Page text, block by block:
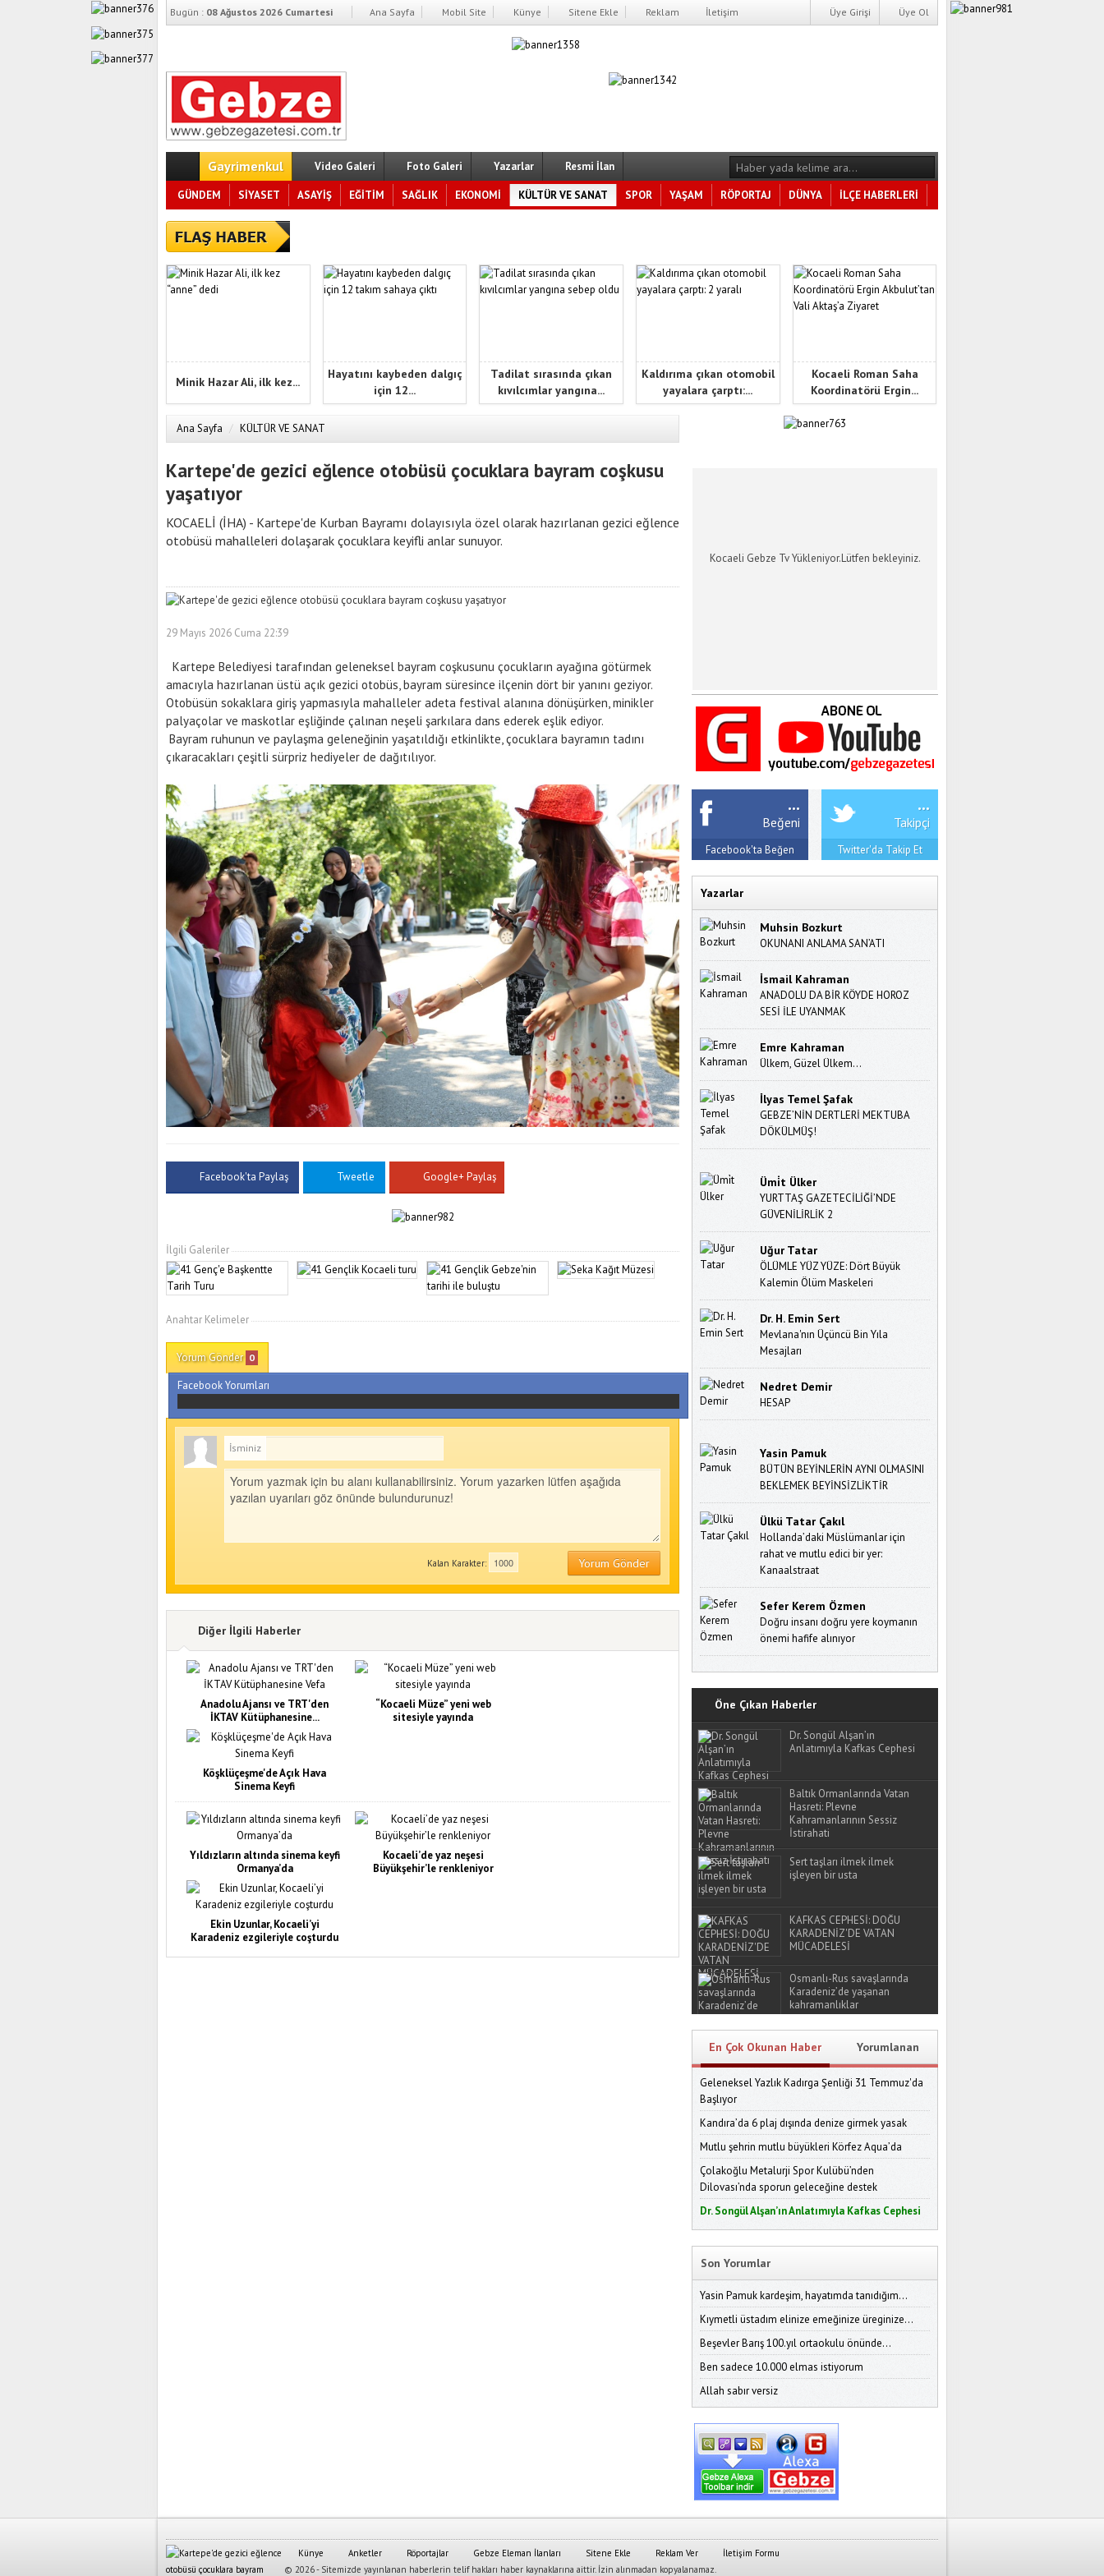
Bugün : 08 Ağustos 2026 Cumartesi Ana Sayfa Mobil Site Künye Sitene Ekle Reklam İletişim Üye Ol
Üye Girişi
Gayrimenkul Video Galeri Foto Galeri Yazarlar Resmi İlan
GÜNDEM SİYASET ASAYİŞ EĞİTİM SAĞLIK EKONOMİ KÜLTÜR VE SANAT SPOR YAŞAM RÖPORTAJ DÜNYA
İLÇE HABERLERİ
Minik Hazar Ali, ilk kez...
Hayatını kaybeden dalgıç
için 12...
Tadilat sırasında çıkan
kıvılcımlar yangına...
Kaldırıma çıkan otomobil
yayalara çarptı:...
Kocaeli Roman Saha
Koordinatörü Ergin...
Ana Sayfa / KÜLTÜR VE SANAT
Kartepe'de gezici eğlence otobüsü çocuklara bayram coşkusu
yaşatıyor
KOCAELİ (İHA) - Kartepe'de Kurban Bayramı dolayısıyla özel olarak hazırlanan gezici eğlence
otobüsü mahalleleri dolaşarak çocuklara keyifli anlar sunuyor.
29 Mayıs 2026 Cuma 22:39
Kartepe Belediyesi tarafından geleneksel bayram coşkusunu çocukların ayağına götürmek
amacıyla hazırlanan üstü açık gezici otobüs, bayram süresince ilçenin dört bir yanını geziyor.
Otobüsün sokaklara giriş yapmasıyla mahalleler adeta festival alanına dönüşürken, minikler
palyaçolar ve maskotlar eşliğinde çalınan neşeli şarkılara dans ederek eşlik ediyor.
Bayram ruhunun ve paylaşma geleneğinin yaşatıldığı etkinlikte, çocuklara bayramın tadını
çıkaracakları çeşitli sürpriz hediyeler de dağıtılıyor.
Facebook'ta Paylaş Tweetle Google+ Paylaş
İlgili Galeriler
Anahtar Kelimeler
Yorum Gönder 0
Facebook Yorumları
İsminiz
Yorum Gönder
Kalan Karakter:
Diğer İlgili Haberler
Anadolu Ajansı ve TRT'den
İKTAV Kütüphanesine...
“Kocaeli Müze” yeni web
sitesiyle yayında
Köşklüçeşme'de Açık Hava
Sinema Keyfi
Yıldızların altında sinema keyfi
Ormanya’da
Kocaeli’de yaz neşesi
Büyükşehir’le renkleniyor
Ekin Uzunlar, Kocaeli’yi
Karadeniz ezgileriyle coşturdu
Kocaeli Gebze Tv Yükleniyor.Lütfen bekleyiniz.
...
Beğeni
Facebook'ta Beğen
...
Takipçi
Twitter'da Takip Et
Yazarlar
Muhsin Bozkurt
OKUNANI ANLAMA SAN’ATI
İsmail Kahraman
ANADOLU DA BİR KÖYDE HOROZ
SESİ İLE UYANMAK
Emre Kahraman
Ülkem, Güzel Ülkem…
İlyas Temel Şafak
GEBZE’NİN DERTLERİ MEKTUBA
DÖKÜLMÜŞ!
Ümi̇t Ülker
YURTTAŞ GAZETECİLİĞİ’NDE
GÜVENİLİRLİK 2
Uğur Tatar
ÖLÜMLE YÜZ YÜZE: Dört Büyük
Kalemin Ölüm Maskeleri
Dr. H. Emin Sert
Mevlana'nın Üçüncü Bin Yıla
Mesajları
Nedret Demir
HESAP
Yasin Pamuk
BÜTÜN BEYİNLERİN AYNI OLMASINI
BEKLEMEK BEYİNSİZLİKTİR
Ülkü Tatar Çakıl
Hollanda’daki Müslümanlar için
rahat ve mutlu edici bir yer:
Kanaalstraat
Sefer Kerem Özmen
Doğru insanı doğru yere koymanın
önemi hafife alınıyor
Öne Çıkan Haberler
Dr. Songül Alşan’ın
Anlatımıyla Kafkas Cephesi
Baltık Ormanlarında Vatan
Hasreti: Plevne
Kahramanlarının Sessiz
İstirahati
Sert taşları ilmek ilmek
işleyen bir usta
KAFKAS CEPHESİ: DOĞU
KARADENİZ'DE VATAN
MÜCADELESİ
Osmanlı-Rus savaşlarında
Karadeniz’de yaşanan
kahramanlıklar
En Çok Okunan Haber Yorumlanan
Geleneksel Yazlık Kadırga Şenliği 31 Temmuz'da
Başlıyor
Kandıra’da 6 plaj dışında denize girmek yasak
Mutlu şehrin mutlu büyükleri Körfez Aqua’da
Çolakoğlu Metalurji Spor Kulübü’nden
Dilovası’nda sporun geleceğine destek
Dr. Songül Alşan’ın Anlatımıyla Kafkas Cephesi
Son Yorumlar
Yasin Pamuk kardeşim, hayatımda tanıdığım...
Kıymetli üstadım elinize emeğinize üreginize...
Beşevler Barış 100.yıl ortaokulu önünde...
Ben sadece 10.000 elmas istiyorum
Allah sabır versiz
Künye Anketler Röportajlar Gebze Eleman İlanları Sitene Ekle Reklam Ver
İletişim Formu
© 2026 - Sitemizde yayınlanan haberlerin telif hakları haber kaynaklarına aittir. İzin alınmadan kopyalanamaz.